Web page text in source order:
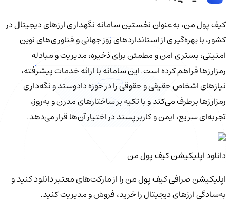
کیف‌ پول من، به‌عنوان نخستین سامانه نگهداری ارزهای دیجیتال در
کشور، با بهره‌گیری از استانداردهای روز جهانی و فناوری‌های نوین
امنیتی، بستری امن و مطمئن برای ذخیره، مدیریت و مبادله
رمزارزها فراهم کرده است. این سامانه با ارائه خدمات پیشرفته،
نیازهای اشخاص حقیقی و حقوقی را در حوزه دادوستد و نگه‌داری
رمزارزها برطرف می‌کند و با تکیه بر ساختارهای مدرن و به‌روز،
تجربه‌ای سریع، ایمن و کاربرپسند در اختیار آن‌ها قرار می‌دهد.
دانلود اپلیکیشن کیف‌ پول من
اپلیکیشن صرافی کیف پول من را از مارکت‌های معتبر دانلود کنید و
به‌سادگی ارزهای دیجیتال را خرید، فروش و مدیریت کنید.